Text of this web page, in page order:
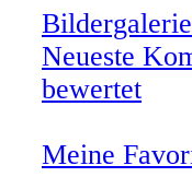
Neueste
bewertet
Meine